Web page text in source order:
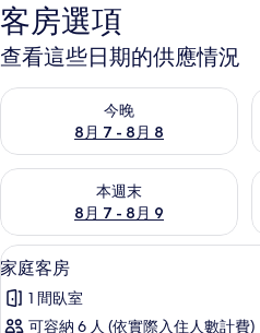
客房選項
查看這些日期的供應情況
今晚
8月 7 - 8月 8
查看今晚 (8月 7 - 8月 8) 的供應情
本週末
8月 7 - 8月 9
查看本週末 (8月 7 - 8月 9) 的供應
顯
示
家
4
家庭客房
1 間臥室
可容納 6 人 (依實際入住人數計費)